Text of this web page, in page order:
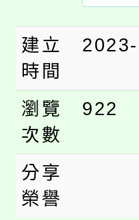
建立
時間
瀏覽
次數
922
分享
榮譽